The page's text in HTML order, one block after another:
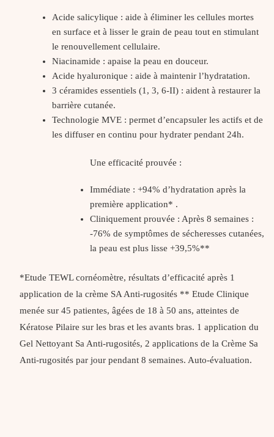
Acide salicylique : aide à éliminer les cellules mortes
en surface et à lisser le grain de peau tout en stimulant
le renouvellement cellulaire.
Niacinamide : apaise la peau en douceur.
Acide hyaluronique : aide à maintenir l’hydratation.
3 céramides essentiels (1, 3, 6-II) : aident à restaurer la
barrière cutanée.
Technologie MVE : permet d’encapsuler les actifs et de
les diffuser en continu pour hydrater pendant 24h.
Une efficacité prouvée :
Immédiate : +94% d’hydratation après la
première application* .
Cliniquement prouvée : Après 8 semaines :
-76% de symptômes de sécheresses cutanées,
la peau est plus lisse +39,5%**
*Etude TEWL cornéomètre, résultats d’efficacité après 1
application de la crème SA Anti-rugosités ** Etude Clinique
menée sur 45 patientes, âgées de 18 à 50 ans, atteintes de
Kératose Pilaire sur les bras et les avants bras. 1 application du
Gel Nettoyant Sa Anti-rugosités, 2 applications de la Crème Sa
Anti-rugosités par jour pendant 8 semaines. Auto-évaluation.